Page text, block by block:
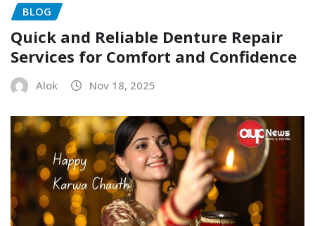
BLOG
Quick and Reliable Denture Repair
Services for Comfort and Confidence
Alok Nov 18, 2025